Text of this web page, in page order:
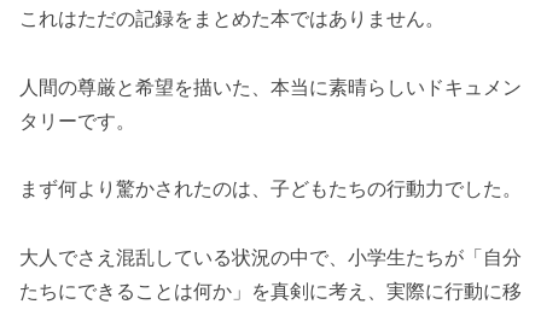
これはただの記録をまとめた本ではありません。
人間の尊厳と希望を描いた、本当に素晴らしいドキュメン
タリーです。
まず何より驚かされたのは、子どもたちの行動力でした。
大人でさえ混乱している状況の中で、小学生たちが「自分
たちにできることは何か」を真剣に考え、実際に行動に移